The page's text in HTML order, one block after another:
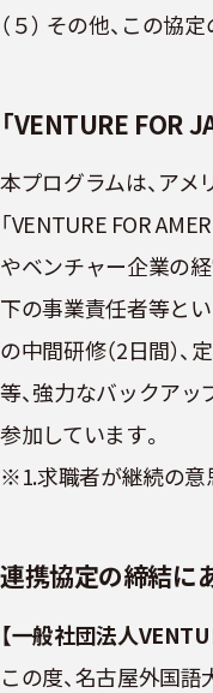
（５） その他、この
「VENTURE FOR
本プログラムは、ア
「VENTURE FOR
やベンチャー企業の経
下の事業責任者等と
の中間研修（2日間）
等、強力なバックア
参加しています。
※1.求職者が継続の意
連携協定の締結に
【一般社団法人
この度、名古屋外国